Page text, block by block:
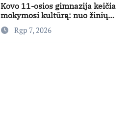
Kovo 11-osios gimnazija keičia
mokymosi kultūrą: nuo žinių
kaupimo – prie jų supratimo ir
taikymo
Rgp 7, 2026